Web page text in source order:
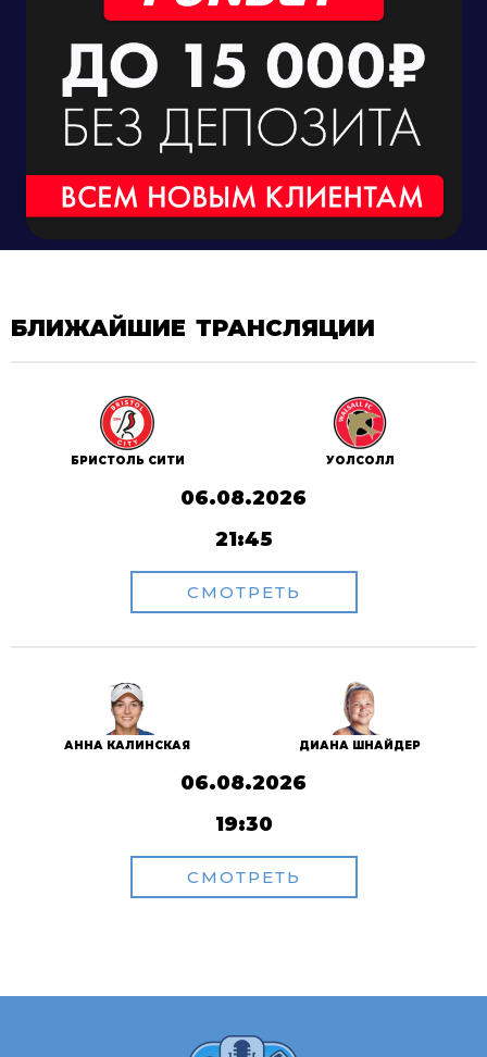
БЛИЖАЙШИЕ ТРАНСЛЯЦИИ
БРИСТОЛЬ СИТИ УОЛСОЛЛ
06.08.2026
21:45
СМОТРЕТЬ
АННА КАЛИНСКАЯ ДИАНА ШНАЙДЕР
06.08.2026
19:30
СМОТРЕТЬ